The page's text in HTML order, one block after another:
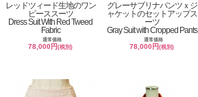
レッドツィード生地のワン
ピーススーツ
Dress Suit With Red Tweed
Fabric
通常価格
78,000円(税別)
グレーサブリナパンツｘジ
ャケットのセットアップス
ーツ
Gray Suit with Cropped Pants
通常価格
78,000円(税別)